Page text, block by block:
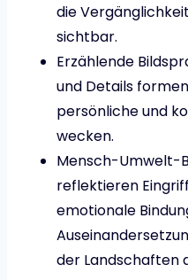
die
sichtbar.
Erzählende
und Details
persönliche und
wecken.
Mensch-Umwelt-
reflektieren
emotionale
der Landschaften